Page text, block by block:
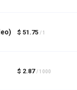
$ 51.75 / 1
$ 2.87 / 1000